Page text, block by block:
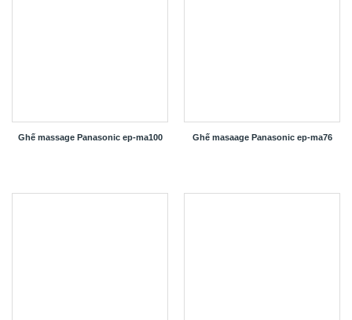
Ghế massage Panasonic ep-ma100 Ghế masaage Panasonic ep-ma76